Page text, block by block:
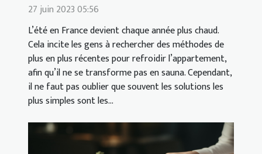
27 juin 2023 05:56
L’été en France devient chaque année plus chaud.
Cela incite les gens à rechercher des méthodes de
plus en plus récentes pour refroidir l’appartement,
afin qu’il ne se transforme pas en sauna. Cependant,
il ne faut pas oublier que souvent les solutions les
plus simples sont les...